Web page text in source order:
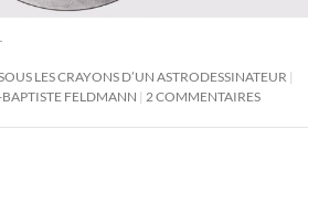
LES CRAYONS D’UN ASTRODESSINATEUR
BAPTISTE FELDMANN 2 COMMENTAIRES